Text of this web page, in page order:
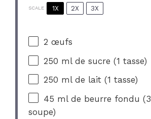
SCALE 1X 2X 3X
2 œufs
250 ml de sucre (1 tasse)
250 ml de lait (1 tasse)
45 ml de beurre fondu (3
soupe)